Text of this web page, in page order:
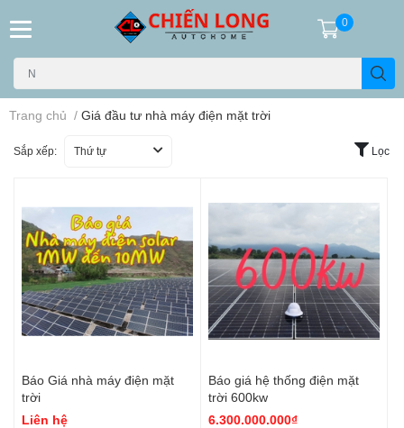
0
Trang chủ / Giá đầu tư nhà máy điện mặt trời
Sắp xếp: Thứ tự Lọc
Báo Giá nhà máy điện mặt
trời
Liên hệ
Báo giá hệ thống điện mặt
trời 600kw
6.300.000.000₫